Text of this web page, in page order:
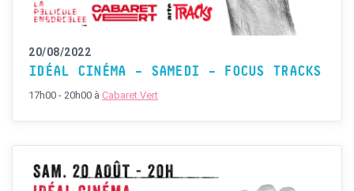
20/08/2022
IDÉAL CINÉMA – SAMEDI – FOCUS TRACKS
17h00 - 20h00 à Cabaret Vert